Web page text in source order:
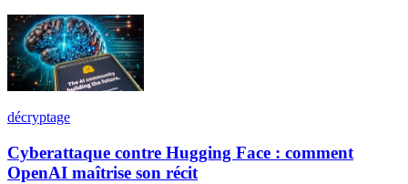
décryptage
Cyberattaque contre Hugging Face : comment
OpenAI maîtrise son récit